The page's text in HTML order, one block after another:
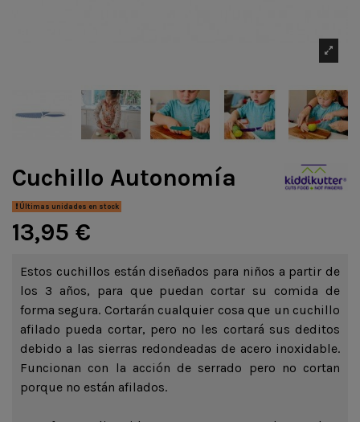
Cuchillo Autonomía
Últimas unidades en stock
13,95 €
Estos cuchillos están diseñados para niños a partir de
los 3 años, para que puedan cortar su comida de
forma segura. Cortarán cualquier cosa que un cuchillo
afilado pueda cortar, pero no les cortará sus deditos
debido a las sierras redondeadas de acero inoxidable.
Funcionan con la acción de serrado pero no cortan
porque no están afilados.